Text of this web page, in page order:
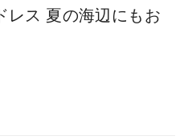
レス 夏の海辺にもお